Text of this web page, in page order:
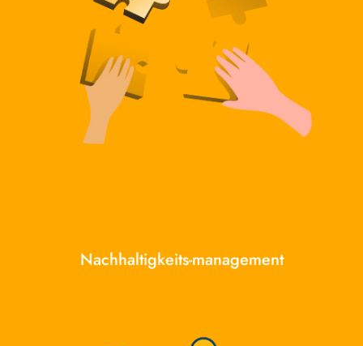
Nachhaltigkeits-management